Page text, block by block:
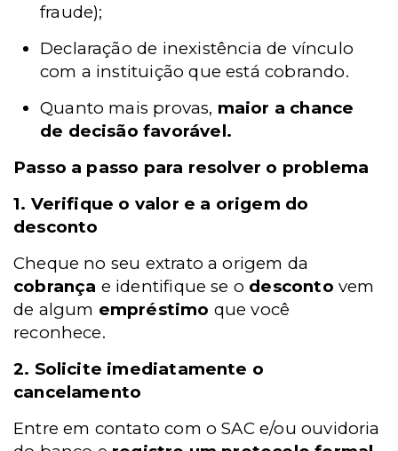
fraude);
Declaração de inexistência de vínculo
com a instituição que está cobrando.
Quanto mais provas, maior a chance
de decisão favorável.
Passo a passo para resolver o problema
1. Verifique o valor e a origem do
desconto
Cheque no seu extrato a origem da
cobrança e identifique se o desconto vem
de algum empréstimo que você
reconhece.
2. Solicite imediatamente o
cancelamento
Entre em contato com o SAC e/ou ouvidoria